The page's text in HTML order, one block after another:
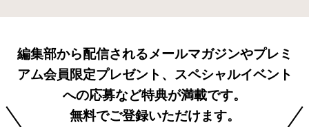
編集部から配信されるメールマガジンやプレミ
アム会員限定プレゼント、スペシャルイベント
への応募など特典が満載です。
無料でご登録いただけます。